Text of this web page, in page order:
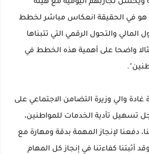
ويحسن تجاربهم اليومية مع هيئة
هو في الحقيقة انعكاس مباشر لخطط
والتحول الرقمي التي تتبناها
مثالا واضحا على أهمية هذه الخطط في
غادة والي وزيرة التضامن الاجتماعي على
تسهيل تأدية الخدمات للمواطنين،
دفعنا لإنجاز المهمة بدقة ومهارة مع
أثبتنا كفاءتنا في إنجاز كل المهام